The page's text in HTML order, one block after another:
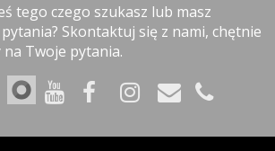
tego czego szukasz lub masz
Skontaktuj się z nami, chętnie
Twoje pytania.